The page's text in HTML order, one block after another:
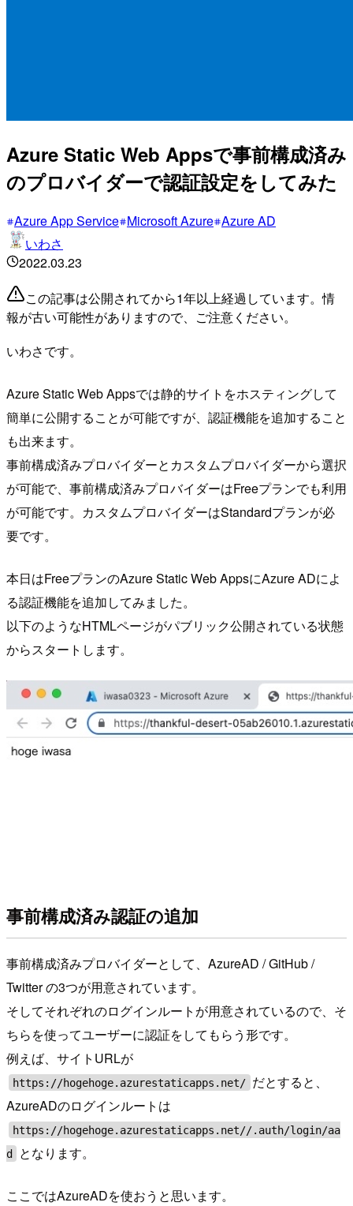
Azure Static Web Appsで事前構成済み
のプロバイダーで認証設定をしてみた
Azure App Service Microsoft Azure Azure AD
いわさ
2022.03.23
この記事は公開されてから1年以上経過しています。情
報が古い可能性がありますので、ご注意ください。
いわさです。
Azure Static Web Appsでは静的サイトをホスティングして
簡単に公開することが可能ですが、認証機能を追加すること
も出来ます。
事前構成済みプロバイダーとカスタムプロバイダーから選択
が可能で、事前構成済みプロバイダーはFreeプランでも利用
が可能です。カスタムプロバイダーはStandardプランが必
要です。
本日はFreeプランのAzure Static Web AppsにAzure ADによ
る認証機能を追加してみました。
以下のようなHTMLページがパブリック公開されている状態
からスタートします。
事前構成済み認証の追加
事前構成済みプロバイダーとして、AzureAD / GitHub /
Twitter の3つが用意されています。
そしてそれぞれのログインルートが用意されているので、そ
ちらを使ってユーザーに認証をしてもらう形です。
例えば、サイトURLが
https://hogehoge.azurestaticapps.net/ だとすると、
AzureADのログインルートは
https://hogehoge.azurestaticapps.net//.auth/login/aa
d
となります。
ここではAzureADを使おうと思います。